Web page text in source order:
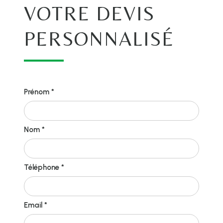
VOTRE DEVIS
PERSONNALISÉ
Prénom *
Nom *
Téléphone *
Email *